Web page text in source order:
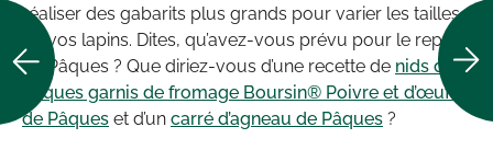
réaliser des gabarits plus grands pour varier les tailles
de vos lapins. Dites, qu’avez-vous prévu pour le repas
de Pâques ? Que diriez-vous d’une recette de nids de
Pâques garnis de fromage Boursin® Poivre et d’œufs
de Pâques et d’un carré d’agneau de Pâques ?